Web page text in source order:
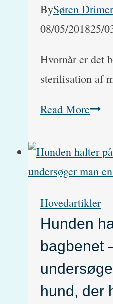
BySøren
08/05/201825/
Hvornår er det
sterilisation af
Read More
det
at
en
Hovedartikler
Hunden
bagbenet
hund, der